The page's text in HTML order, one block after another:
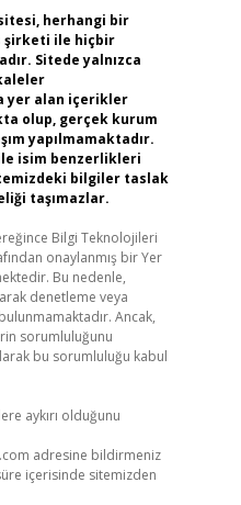
herhangi bir
şirketi ile hiçbir
Sitede yalnızca
yer alan içerikler
olup, gerçek kurum
yapılmamaktadır.
isim benzerlikleri
bilgiler taslak
taşımazlar.
Bilgi Teknolojileri
onaylanmış bir Yer
Bu nedenle,
denetleme veya
Ancak,
sorumluluğunu
bu sorumluluğu kabul
aykırı olduğunu
adresine bildirmeniz
içerisinde sitemizden